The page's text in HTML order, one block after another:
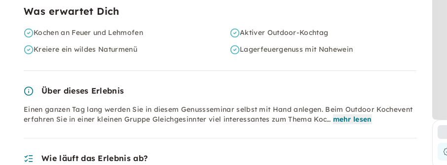
Was erwartet Dich
Kochen an Feuer und Lehmofen
Aktiver Outdoor-Kochtag
Kreiere ein wildes Naturmenü
Lagerfeuergenuss mit Nahewein
Über dieses Erlebnis
Einen ganzen Tag lang werden Sie in diesem Genussseminar selbst mit Hand anlegen. Beim Outdoor Kochevent
erfahren Sie in einer kleinen Gruppe Gleichgesinnter viel interessantes zum Thema Koc… mehr lesen
Wie läuft das Erlebnis ab?